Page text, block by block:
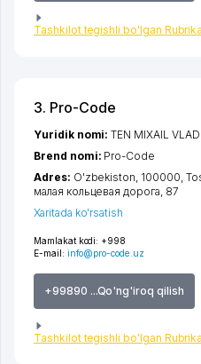
Tashkilot tegishli bo'lgan
3. Pro-Code
Mamlakat kodi: +998
E-mail: info@pro-code.uz
+99890 ...Qo'ng'iroq qilish
Tashkilot tegishli bo'lgan
Yuridik nomi:TEN MIXAIL
Brend nomi: Pro-Code
Adres: O'zbekiston, 100000,
малая кольцевая дорога, 87
Xaritada ko'rsatish